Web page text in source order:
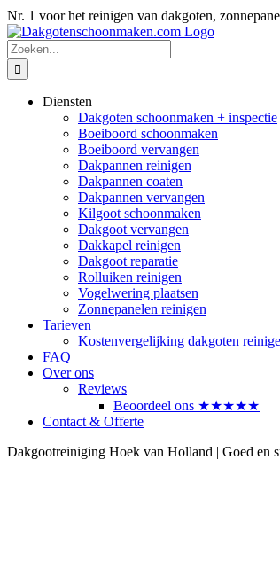
Ga
naar
inhoud
Nr. 1 voor het reinigen van dakgoten,
Zoeken
naar:
Diensten
Dakgoten schoonmaken + inspectie
Boeiboord schoonmaken
Boeiboord vervangen
Dakpannen reinigen
Dakpannen coaten
Dakpannen vervangen
Kilgoot schoonmaken
Dakgoot vervangen
Dakkapel reinigen
Dakgoot reparatie
Rolluiken reinigen
Vogelwering plaatsen
Zonnepanelen reinigen
Tarieven
Kostenvergelijking dakgoten
FAQ
Over ons
Reviews
Beoordeel ons ★★★★★
Contact & Offerte
Dakgootreiniging Hoek van Holland | Goed en